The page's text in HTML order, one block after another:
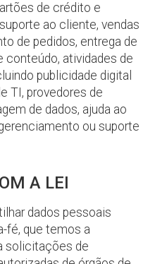
de crédito e
ao cliente, vendas
de pedidos, entrega de
conteúdo, atividades de
publicidade digital
TI, provedores de
de dados, ajuda ao
ou suporte
A LEI
dados pessoais
fé, que temos a
solicitações de